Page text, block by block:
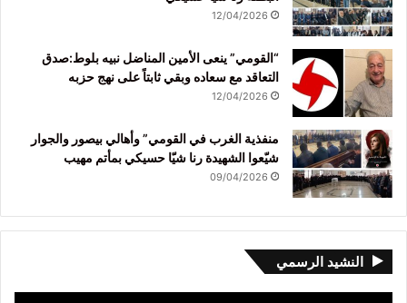
12/04/2026
“القومي” ينعى الأمين المناضل نبيه بلوط:صدق
التعاقد مع سعاده وبقي ثابتاً على نهج حزبه
12/04/2026
منفذية الغرب في القومي” وأهالي بيصور والجوار
شيّعوا الشهيدة رنا شيّا حسيكي بمأتم مهيب
09/04/2026
النشيد الرسمي